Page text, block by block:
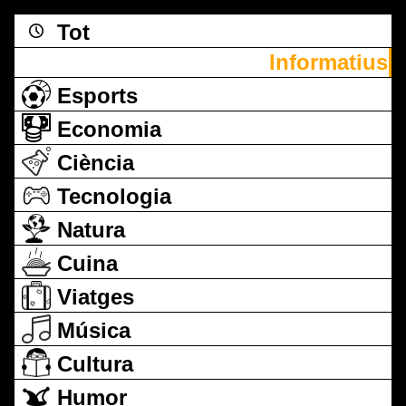
Tot
Informatius
Esports
Economia
Ciència
Tecnologia
Natura
Cuina
Viatges
Música
Cultura
Humor